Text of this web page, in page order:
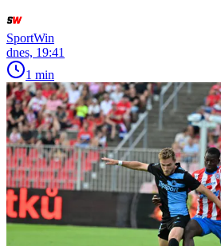
SportWin
dnes, 19:41
1 min